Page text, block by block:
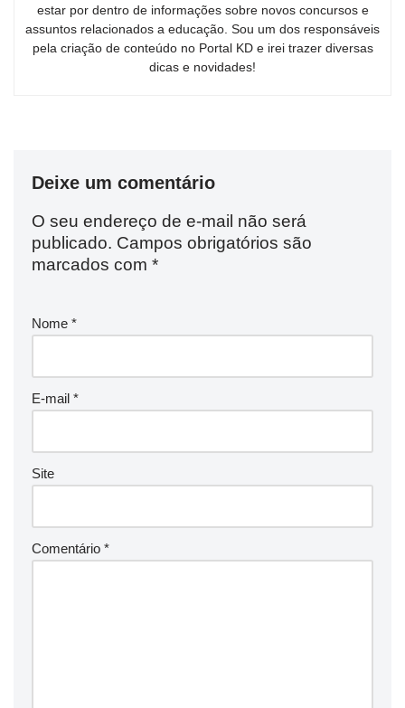
estar por dentro de informações sobre novos concursos e
assuntos relacionados a educação. Sou um dos responsáveis
pela criação de conteúdo no Portal KD e irei trazer diversas
dicas e novidades!
Deixe um comentário
O seu endereço de e-mail não será
publicado. Campos obrigatórios são
marcados com *
Nome *
E-mail *
Site
Comentário *